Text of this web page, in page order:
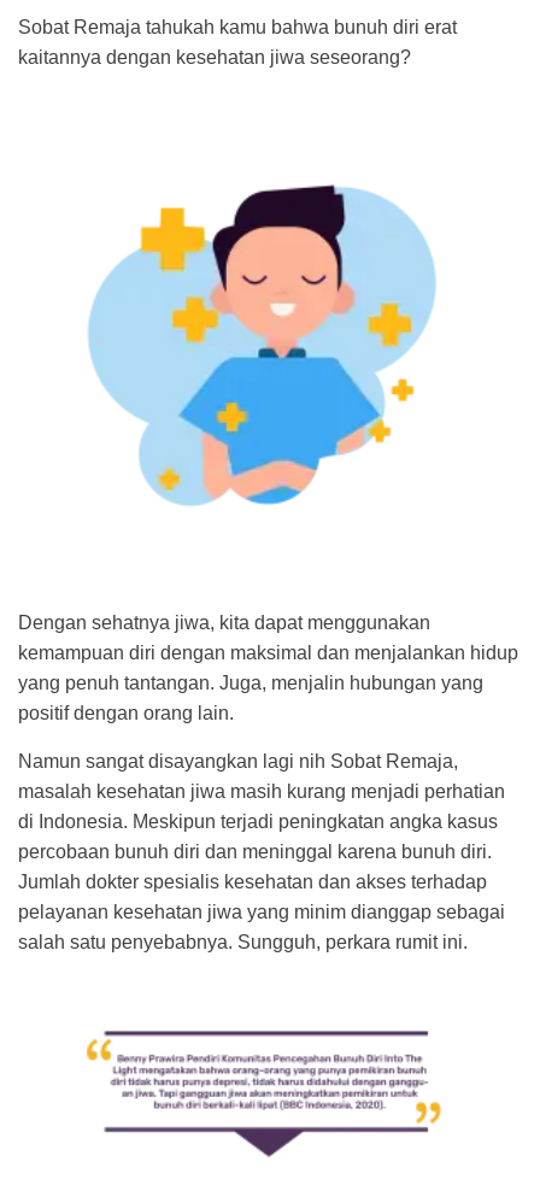
Sobat Remaja tahukah kamu bahwa bunuh diri erat
kaitannya dengan kesehatan jiwa seseorang?
Dengan sehatnya jiwa, kita dapat menggunakan
kemampuan diri dengan maksimal dan menjalankan hidup
yang penuh tantangan. Juga, menjalin hubungan yang
positif dengan orang lain.
Namun sangat disayangkan lagi nih Sobat Remaja,
masalah kesehatan jiwa masih kurang menjadi perhatian
di Indonesia. Meskipun terjadi peningkatan angka kasus
percobaan bunuh diri dan meninggal karena bunuh diri.
Jumlah dokter spesialis kesehatan dan akses terhadap
pelayanan kesehatan jiwa yang minim dianggap sebagai
salah satu penyebabnya. Sungguh, perkara rumit ini.